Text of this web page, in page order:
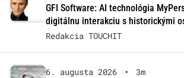
GFI Software: AI technológia
digitálnu interakciu s historickými
Redakcia TOUCHIT
6. augusta 2026 •
3m